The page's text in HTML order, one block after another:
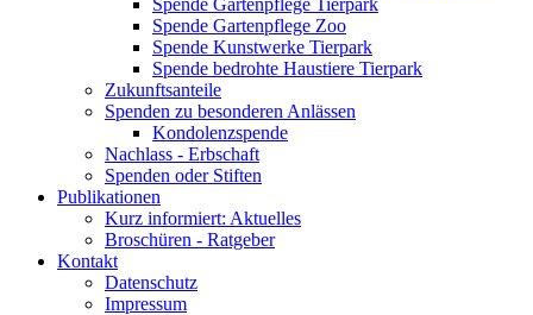
Spende Gartenpflege Tierpark
Spende Gartenpflege Zoo
Spende Kunstwerke Tierpark
Spende bedrohte Haustiere Tierpark
Zukunftsanteile
Spenden zu besonderen Anlässen
Kondolenzspende
Nachlass - Erbschaft
Spenden oder Stiften
Publikationen
Kurz informiert: Aktuelles
Broschüren - Ratgeber
Kontakt
Datenschutz
Impressum